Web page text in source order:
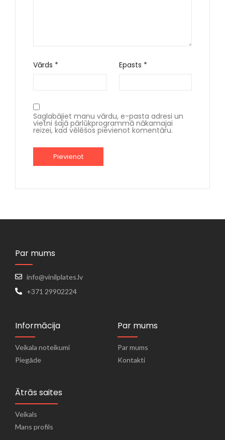
Vārds * Epasts *
Saglabājiet manu vārdu, e-pasta adresi un
vietni šajā pārlūkprogrammā nākamajai
reizei, kad vēlēšos pievienot komentāru.
Par mums
info@vinilplates.lv
+371 29902224
Informācija
Veikala noteikumi
Piegāde
Par mums
Par mums
Kontakti
Ātrās saites
Veikals
Mans profils